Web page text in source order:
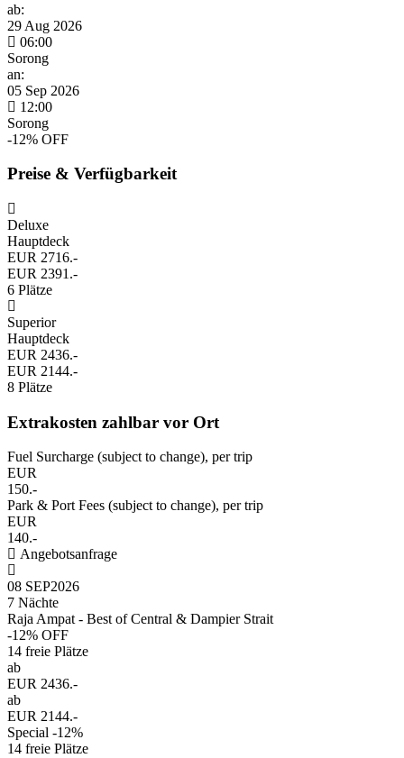
ab:
29 Aug 2026
06:00
Sorong
an:
05 Sep 2026
12:00
Sorong
-12% OFF
Preise & Verfügbarkeit
Deluxe
Hauptdeck
EUR 2716.-
EUR 2391.-
6 Plätze
Superior
Hauptdeck
EUR 2436.-
EUR 2144.-
8 Plätze
Extrakosten zahlbar vor Ort
Fuel Surcharge (subject to change), per trip
EUR
150.-
Park & Port Fees (subject to change), per trip
EUR
140.-
Angebotsanfrage
08 SEP2026
7 Nächte
Raja Ampat - Best of Central & Dampier Strait
-12% OFF
14 freie Plätze
ab
EUR 2436.-
ab
EUR 2144.-
Special -12%
14 freie Plätze